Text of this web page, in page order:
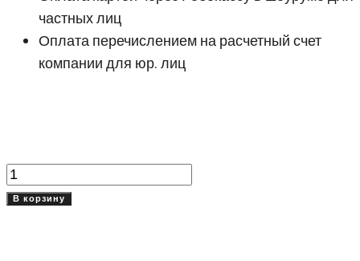
частных лиц
Оплата перечислением на расчетный счет
компании для юр. лиц
Количество
товара
В корзину